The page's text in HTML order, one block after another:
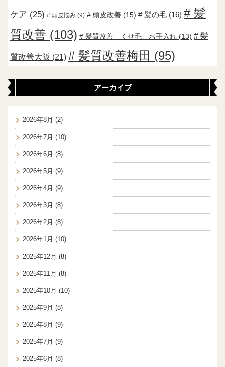
ケア (25) 頭皮悩み (9) 頭皮改善 (15) 髪の毛 (16)
髪
質改善 (103) 髪質改善 くせ毛 お手入れ (13) 髪
質改善大阪 (21) 髪質改善梅田 (95)
アーカイブ
2026年8月 (2)
2026年7月 (10)
2026年6月 (8)
2026年5月 (9)
2026年4月 (9)
2026年3月 (8)
2026年2月 (8)
2026年1月 (10)
2025年12月 (8)
2025年11月 (8)
2025年10月 (10)
2025年9月 (8)
2025年8月 (9)
2025年7月 (9)
2025年6月 (8)